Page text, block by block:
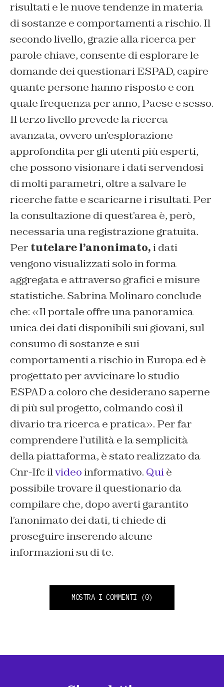
risultati e le nuove tendenze in materia
di sostanze e comportamenti a rischio. Il
secondo livello, grazie alla ricerca per
parole chiave, consente di esplorare le
domande dei questionari ESPAD, capire
quante persone hanno risposto e con
quale frequenza per anno, Paese e sesso.
Il terzo livello prevede la ricerca
avanzata, ovvero un’esplorazione
approfondita per gli utenti più esperti,
che possono visionare i dati servendosi
di molti parametri, oltre a salvare le
ricerche fatte e scaricarne i risultati. Per
la consultazione di quest’area è, però,
necessaria una registrazione gratuita.
Per tutelare l’anonimato,i dati
vengono visualizzati solo in forma
aggregata e attraverso grafici e misure
statistiche. Sabrina Molinaro conclude
che: «Il portale offre una panoramica
unica dei dati disponibili sui giovani, sul
consumo di sostanze e sui
comportamenti a rischio in Europa ed è
progettato per avvicinare lo studio
ESPAD a coloro che desiderano saperne
di più sul progetto, colmando così il
divario tra ricerca e pratica». Per far
comprendere l’utilità e la semplicità
della piattaforma, è stato realizzato da
Cnr-Ifc ilvideoinformativo. Quiè
possibile trovare il questionario da
compilare che, dopo averti garantito
l’anonimato dei dati, ti chiede di
proseguire inserendo alcune
informazioni su di te.
MOSTRA I COMMENTI (0)